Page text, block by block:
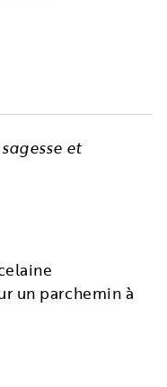
et
un parchemin à